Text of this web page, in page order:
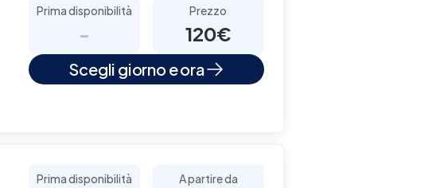
Prima disponibilità
-
Prezzo
120€
Scegli giorno e ora
Prima disponibilità A partire da